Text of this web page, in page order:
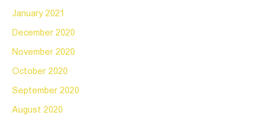
January 2021
December 2020
November 2020
October 2020
September 2020
August 2020